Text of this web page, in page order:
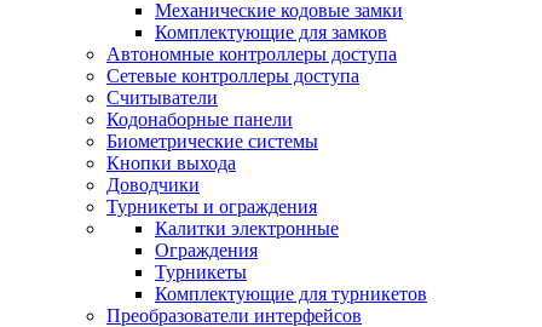
Механические кодовые замки
Комплектующие для замков
Автономные контроллеры доступа
Сетевые контроллеры доступа
Считыватели
Кодонаборные панели
Биометрические системы
Кнопки выхода
Доводчики
Турникеты и ограждения
Калитки электронные
Ограждения
Турникеты
Комплектующие для турникетов
Преобразователи интерфейсов